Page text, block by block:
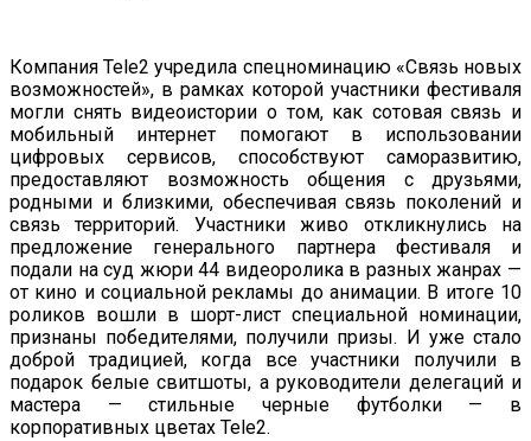
Компания Tele2 учредила спецноминацию «Связь новых
возможностей», в рамках которой участники фестиваля
могли снять видеоистории о том, как сотовая связь и
мобильный интернет помогают в использовании
цифровых сервисов, способствуют саморазвитию,
предоставляют возможность общения с друзьями,
родными и близкими, обеспечивая связь поколений и
связь территорий. Участники живо откликнулись на
предложение генерального партнера фестиваля и
подали на суд жюри 44 видеоролика в разных жанрах —
от кино и социальной рекламы до анимации. В итоге 10
роликов вошли в шорт-лист специальной номинации,
признаны победителями, получили призы. И уже стало
доброй традицией, когда все участники получили в
подарок белые свитшоты, а руководители делегаций и
мастера — стильные черные футболки — в
корпоративных цветах Tele2.